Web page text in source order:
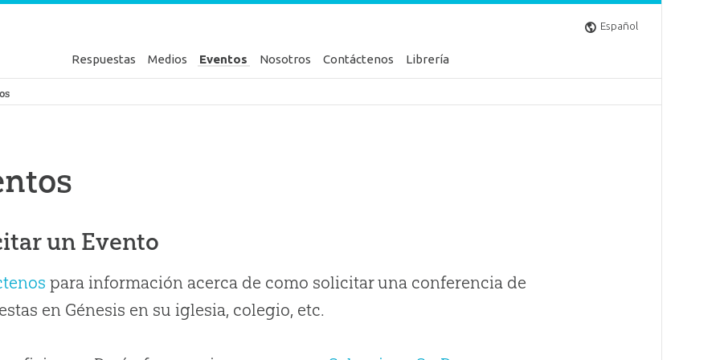
Español
Respuestas Medios Eventos Nosotros Contáctenos Librería
Génesis
un Evento
para información acerca de como solicitar una conferencia de
en Génesis en su iglesia, colegio, etc.